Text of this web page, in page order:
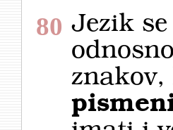
80 Jezik
znakov,